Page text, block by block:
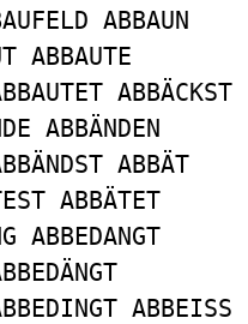
ABBAUN
ABBAUTE
ABBÄCKST
ABBÄNDEN
ABBÄT
ABBÄTET
ABBEDANGT
ABBEISS